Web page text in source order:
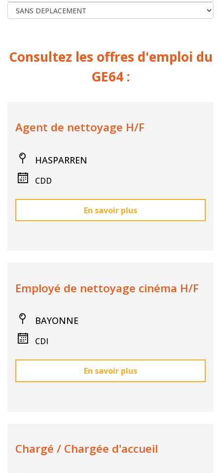
Consultez les offres d'emploi du
GE64 :
Agent de nettoyage H/F
HASPARREN
CDD
En savoir plus
Employé de nettoyage cinéma H/F
BAYONNE
CDI
En savoir plus
Chargé / Chargée d'accueil